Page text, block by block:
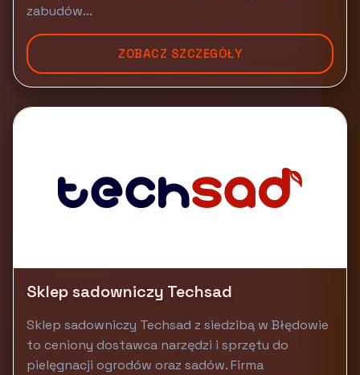
zabudów...
ZOBACZ SZCZEGÓŁY
Sklep sadowniczy Techsad
Sklep sadowniczy Techsad z siedzibą w Błędowie
to ceniony dostawca narzędzi i sprzętu do
pielęgnacji ogrodów oraz sadów. Firma